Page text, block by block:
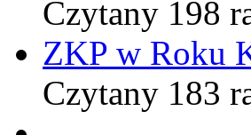
Czytany 198
ZKP w Roku
Czytany 183